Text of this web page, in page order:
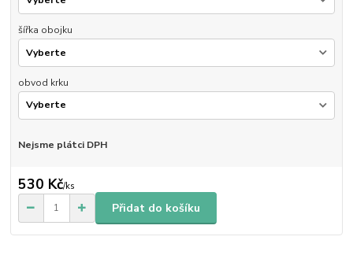
šířka obojku
obvod krku
Nejsme plátci DPH
530 Kč/ks
Přidat do košíku